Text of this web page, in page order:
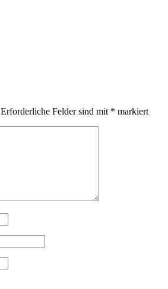
Erforderliche Felder sind mit * markiert